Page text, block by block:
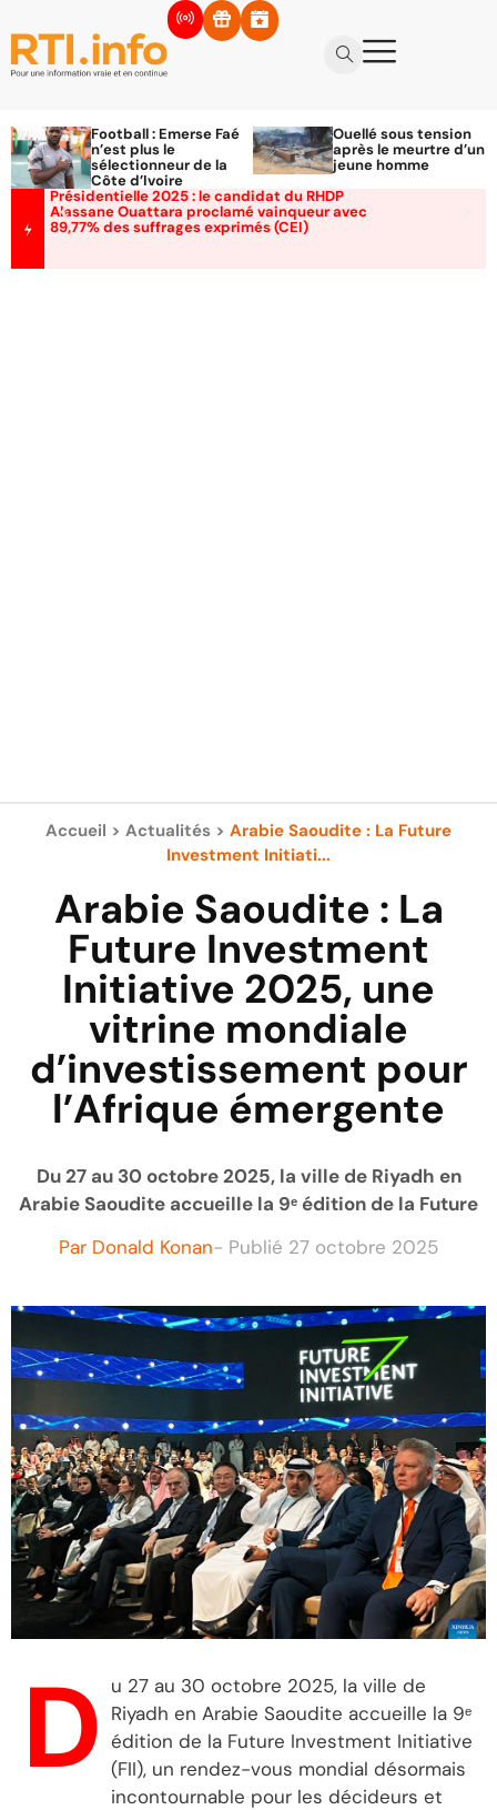
Football : Emerse Faé
n’est plus le
sélectionneur de la
Côte d’Ivoire
Ouellé sous tension
après le meurtre d’un
jeune homme
Présidentielle 2025 : le candidat du RHDP
Alassane Ouattara proclamé vainqueur avec
89,77% des suffrages exprimés (CEI)
Accueil > Actualités > Arabie Saoudite : La Future
Investment Initiati...
Arabie Saoudite : La
Future Investment
Initiative 2025, une
vitrine mondiale
d’investissement pour
l’Afrique émergente
Du 27 au 30 octobre 2025, la ville de Riyadh en
Arabie Saoudite accueille la 9ᵉ édition de la Future
Par Donald Konan- Publié 27 octobre 2025
D u 27 au 30 octobre 2025, la ville de
Riyadh en Arabie Saoudite accueille la 9ᵉ
édition de la Future Investment Initiative
(FII), un rendez-vous mondial désormais
incontournable pour les décideurs et